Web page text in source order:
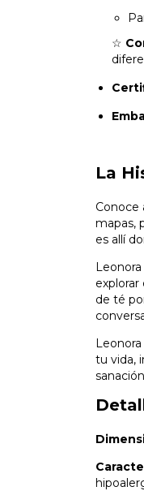
☆
La
Conoce
mapas,
es allí
de té
tu vida,